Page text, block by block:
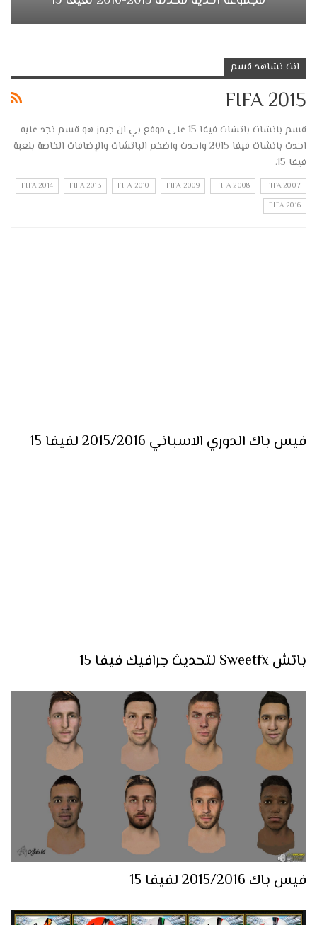
انت تشاهد قسم
FIFA 2015
قسم باتشات باتشات فيفا 15 على موقع بي ان جيمز هو قسم تجد عليه
احدث باتشات فيفا 2015 واحدث واضخم الباتشات والإضافات الخاصة بلعبة
فيفا 15.
FIFA 2007
FIFA 2008
FIFA 2009
FIFA 2010
FIFA 2013
FIFA 2014
FIFA 2016
فيس باك الدوري الاسباني 2015/2016 لفيفا 15
باتش Sweetfx لتحديث جرافيك فيفا 15
فيس باك 2015/2016 لفيفا 15